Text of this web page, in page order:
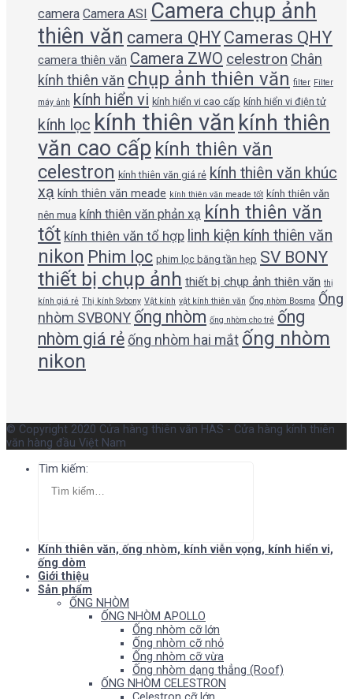
camera Camera ASI Camera chụp ảnh
thiên văn camera QHY Cameras QHY
camera thiên văn Camera ZWO celestron Chân
kính thiên văn chụp ảnh thiên văn filter Filter
máy ảnh kính hiển vi kính hiển vi cao cấp kính hiển vi điện tử
kính lọc kính thiên văn kính thiên
văn cao cấp kính thiên văn
celestron kính thiên văn giá rẻ kính thiên văn khúc
xạ kính thiên văn meade kính thiên văn meade tốt kính thiên văn
nên mua kính thiên văn phản xạ kính thiên văn
tốt kính thiên văn tổ hợp linh kiện kính thiên văn
nikon Phim lọc phim lọc băng tần hẹp SV BONY
thiết bị chụp ảnh thiết bị chụp ảnh thiên văn thị
kính giá rẻ Thị kính Svbony Vật kính vật kính thiên văn Ống nhòm Bosma Ống
nhòm SVBONY ống nhòm ống nhòm cho trẻ ống
nhòm giá rẻ ống nhòm hai mắt ống nhòm
nikon
© Copyright 2020 Cửa hàng thiên văn HAS - Cửa hàng kính thiên
văn hàng đầu Việt Nam
Tìm kiếm:
Kính thiên văn, ống nhòm, kính viễn vọng, kính hiển vi,
ống dòm
Giới thiệu
Sản phẩm
ỐNG NHÒM
ỐNG NHÒM APOLLO
Ống nhòm cỡ lớn
Ống nhòm cỡ nhỏ
Ống nhòm cỡ vừa
Ống nhòm dạng thẳng (Roof)
ỐNG NHÒM CELESTRON